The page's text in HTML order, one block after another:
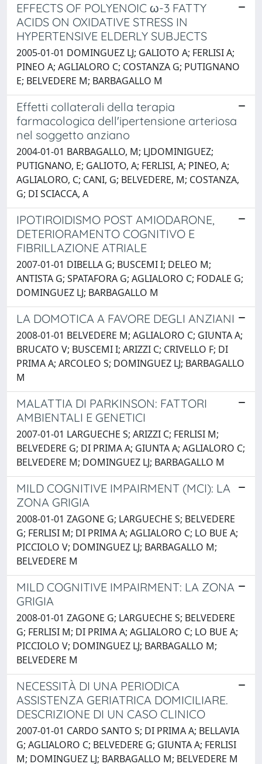
EFFECTS OF POLYENOIC ω-3 FATTY
ACIDS ON OXIDATIVE STRESS IN
HYPERTENSIVE ELDERLY SUBJECTS
2005-01-01 DOMINGUEZ LJ; GALIOTO A; FERLISI A;
PINEO A; AGLIALORO C; COSTANZA G; PUTIGNANO
E; BELVEDERE M; BARBAGALLO M
Effetti collaterali della terapia
farmacologica dell'ipertensione arteriosa
nel soggetto anziano
2004-01-01 BARBAGALLO, M; LJDOMINIGUEZ;
PUTIGNANO, E; GALIOTO, A; FERLISI, A; PINEO, A;
AGLIALORO, C; CANI, G; BELVEDERE, M; COSTANZA,
G; DI SCIACCA, A
IPOTIROIDISMO POST AMIODARONE,
DETERIORAMENTO COGNITIVO E
FIBRILLAZIONE ATRIALE
2007-01-01 DIBELLA G; BUSCEMI I; DELEO M;
ANTISTA G; SPATAFORA G; AGLIALORO C; FODALE G;
DOMINGUEZ LJ; BARBAGALLO M
LA DOMOTICA A FAVORE DEGLI ANZIANI
2008-01-01 BELVEDERE M; AGLIALORO C; GIUNTA A;
BRUCATO V; BUSCEMI I; ARIZZI C; CRIVELLO F; DI
PRIMA A; ARCOLEO S; DOMINGUEZ LJ; BARBAGALLO
M
MALATTIA DI PARKINSON: FATTORI
AMBIENTALI E GENETICI
2007-01-01 LARGUECHE S; ARIZZI C; FERLISI M;
BELVEDERE G; DI PRIMA A; GIUNTA A; AGLIALORO C;
BELVEDERE M; DOMINGUEZ LJ; BARBAGALLO M
MILD COGNITIVE IMPAIRMENT (MCI): LA
ZONA GRIGIA
2008-01-01 ZAGONE G; LARGUECHE S; BELVEDERE
G; FERLISI M; DI PRIMA A; AGLIALORO C; LO BUE A;
PICCIOLO V; DOMINGUEZ LJ; BARBAGALLO M;
BELVEDERE M
MILD COGNITIVE IMPAIRMENT: LA ZONA
GRIGIA
2008-01-01 ZAGONE G; LARGUECHE S; BELVEDERE
G; FERLISI M; DI PRIMA A; AGLIALORO C; LO BUE A;
PICCIOLO V; DOMINGUEZ LJ; BARBAGALLO M;
BELVEDERE M
NECESSITÀ DI UNA PERIODICA
ASSISTENZA GERIATRICA DOMICILIARE.
DESCRIZIONE DI UN CASO CLINICO
2007-01-01 CARDO SANTO S; DI PRIMA A; BELLAVIA
G; AGLIALORO C; BELVEDERE G; GIUNTA A; FERLISI
M; DOMINGUEZ LJ; BARBAGALLO M; BELVEDERE M